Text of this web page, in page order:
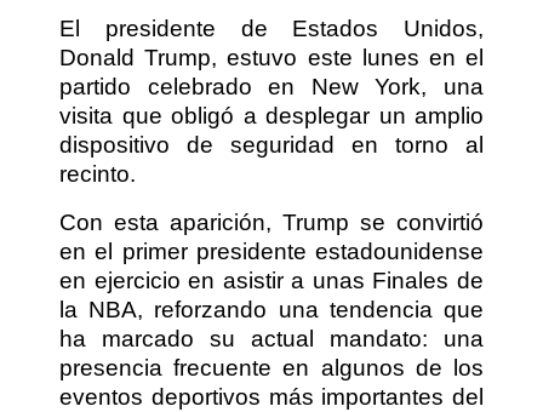
El presidente de Estados Unidos,
Donald Trump, estuvo este lunes en el
partido celebrado en New York, una
visita que obligó a desplegar un amplio
dispositivo de seguridad en torno al
recinto.
Con esta aparición, Trump se convirtió
en el primer presidente estadounidense
en ejercicio en asistir a unas Finales de
la NBA, reforzando una tendencia que
ha marcado su actual mandato: una
presencia frecuente en algunos de los
eventos deportivos más importantes del